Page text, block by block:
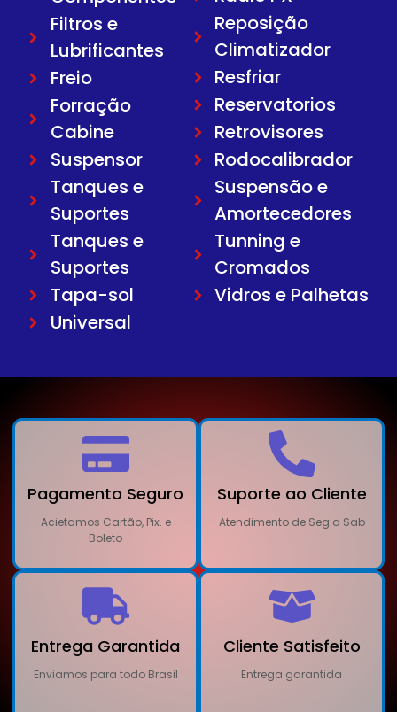
Filtros e
Lubrificantes
Freio
Forração
Cabine
Suspensor
Tanques e
Suportes
Tanques e
Suportes
Tapa-sol
Universal
Reposição
Climatizador
Resfriar
Reservatorios
Retrovisores
Rodocalibrador
Suspensão e
Amortecedores
Tunning e
Cromados
Vidros e Palhetas
Pagamento Seguro
Acietamos Cartão, Pix. e
Boleto
Suporte ao Cliente
Atendimento de Seg a Sab
Entrega Garantida
Enviamos para todo Brasil
Cliente Satisfeito
Entrega garantida